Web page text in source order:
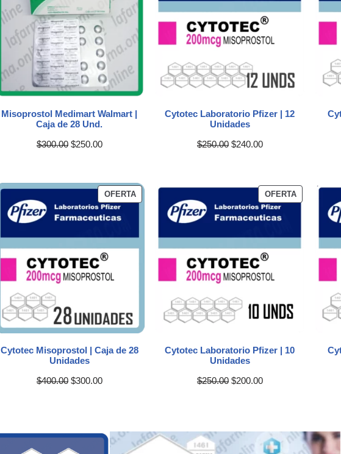
Misoprostol Medimart Walmart |
Caja de 28 Und.
$300.00 $250.00
Cytotec Laboratorio Pfizer | 12
Unidades
$250.00 $240.00
OFERTA
Cytotec Misoprostol | Caja de 28
Unidades
$400.00 $300.00
OFERTA
Cytotec Laboratorio Pfizer | 10
Unidades
$250.00 $200.00